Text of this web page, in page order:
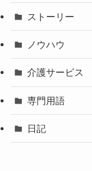
ストーリー
ノウハウ
介護サービス
専門用語
日記